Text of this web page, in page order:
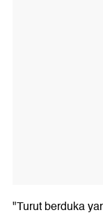
"Turut berduka